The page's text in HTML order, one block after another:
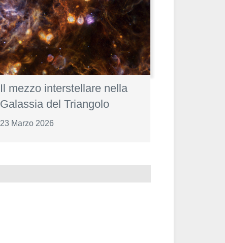
Il mezzo interstellare nella
Galassia del Triangolo
23 Marzo 2026